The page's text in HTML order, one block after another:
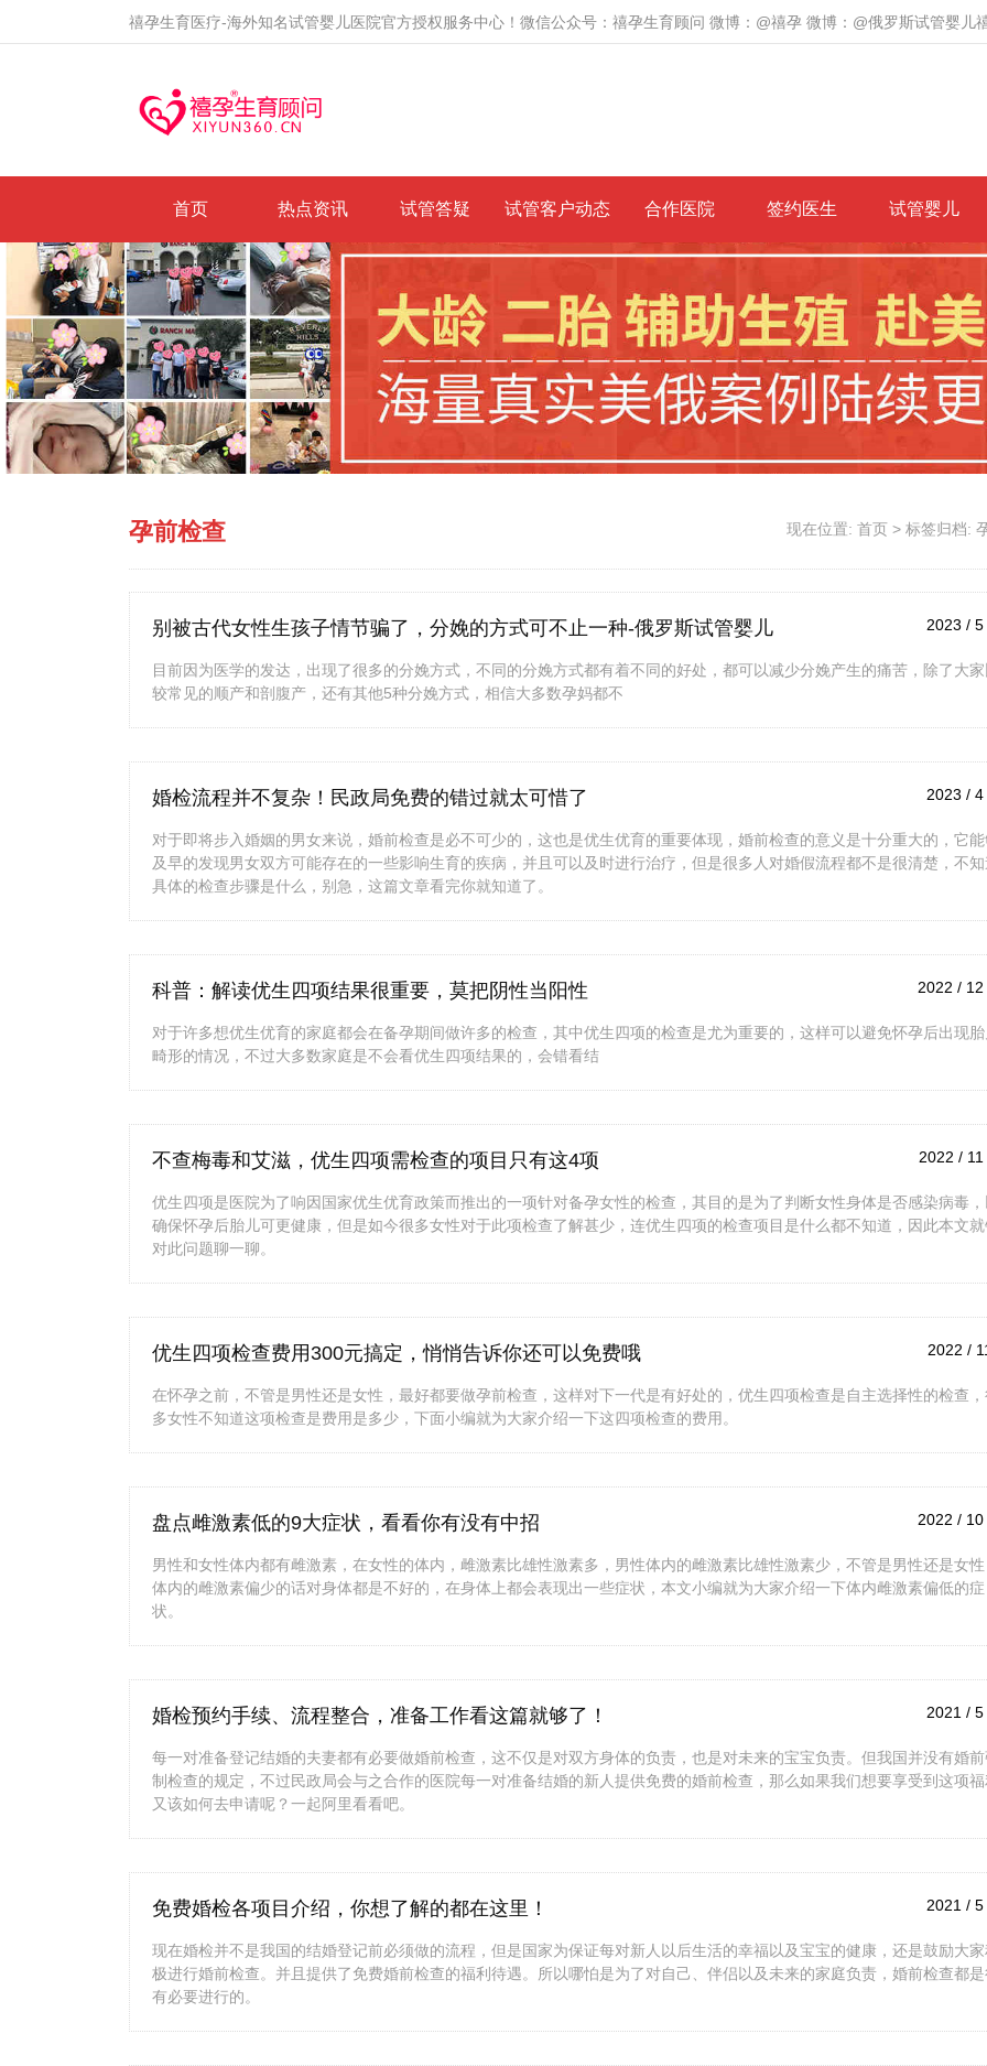
禧孕生育医疗-海外知名试管婴儿医院官方授权服务中心！微信公众号：禧孕生育顾问 微博：@禧孕 微博：@俄罗斯试管婴儿
首页 热点资讯 试管答疑 试管客户动态 合作医院 签约医生 试管婴儿
孕前检查 现在位置: 首页 > 标签归档:
别被古代女性生孩子情节骗了，分娩的方式可不止一种-俄罗斯试管婴儿 2023 /
目前因为医学的发达，出现了很多的分娩方式，不同的分娩方式都有着不同的好处，都可以减少分娩产生的痛苦，除了大
较常见的顺产和剖腹产，还有其他5种分娩方式，相信大多数孕妈都不
婚检流程并不复杂！民政局免费的错过就太可惜了 2023 /
对于即将步入婚姻的男女来说，婚前检查是必不可少的，这也是优生优育的重要体现，婚前检查的意义是十分重大的，它
及早的发现男女双方可能存在的一些影响生育的疾病，并且可以及时进行治疗，但是很多人对婚假流程都不是很清楚，不
具体的检查步骤是什么，别急，这篇文章看完你就知道了。
科普：解读优生四项结果很重要，莫把阴性当阳性 2022 /
对于许多想优生优育的家庭都会在备孕期间做许多的检查，其中优生四项的检查是尤为重要的，这样可以避免怀孕后出现
畸形的情况，不过大多数家庭是不会看优生四项结果的，会错看结
不查梅毒和艾滋，优生四项需检查的项目只有这4项 2022 /
优生四项是医院为了响因国家优生优育政策而推出的一项针对备孕女性的检查，其目的是为了判断女性身体是否感染病毒
确保怀孕后胎儿可更健康，但是如今很多女性对于此项检查了解甚少，连优生四项的检查项目是什么都不知道，因此本文
对此问题聊一聊。
优生四项检查费用300元搞定，悄悄告诉你还可以免费哦 2022 /
在怀孕之前，不管是男性还是女性，最好都要做孕前检查，这样对下一代是有好处的，优生四项检查是自主选择性的检查
多女性不知道这项检查是费用是多少，下面小编就为大家介绍一下这四项检查的费用。
盘点雌激素低的9大症状，看看你有没有中招 2022 /
男性和女性体内都有雌激素，在女性的体内，雌激素比雄性激素多，男性体内的雌激素比雄性激素少，不管是男性还是女
体内的雌激素偏少的话对身体都是不好的，在身体上都会表现出一些症状，本文小编就为大家介绍一下体内雌激素偏低的症
状。
婚检预约手续、流程整合，准备工作看这篇就够了！ 2021 /
每一对准备登记结婚的夫妻都有必要做婚前检查，这不仅是对双方身体的负责，也是对未来的宝宝负责。但我国并没有婚
制检查的规定，不过民政局会与之合作的医院每一对准备结婚的新人提供免费的婚前检查，那么如果我们想要享受到这项
又该如何去申请呢？一起阿里看看吧。
免费婚检各项目介绍，你想了解的都在这里！ 2021 /
现在婚检并不是我国的结婚登记前必须做的流程，但是国家为保证每对新人以后生活的幸福以及宝宝的健康，还是鼓励大
极进行婚前检查。并且提供了免费婚前检查的福利待遇。所以哪怕是为了对自己、伴侣以及未来的家庭负责，婚前检查都
有必要进行的。